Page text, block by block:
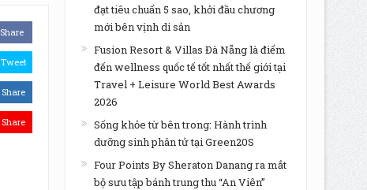
Share
Tweet
Share
Share
đạt tiêu chuẩn 5 sao, khởi đầu chương
mới bên vịnh di sản
Fusion Resort & Villas Đà Nẵng là điểm
đến wellness quốc tế tốt nhất thế giới tại
Travel + Leisure World Best Awards
2026
Sống khỏe từ bên trong: Hành trình
dưỡng sinh phân tử tại Green20S
Four Points By Sheraton Danang ra mắt
bộ sưu tập bánh trung thu “An Viên”